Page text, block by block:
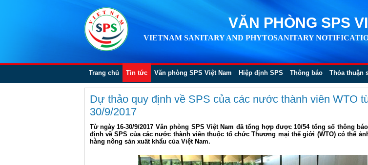
VĂN PHÒNG SPS
VIETNAM SANITARY AND PHYTOSANITARY
Trang chủ Tin tức Văn phòng SPS Việt Nam Hiệp định SPS Thông báo Thỏa thuận
Dự thảo quy định về SPS của các nước thành viên WTO
30/9/2017
Từ ngày 16-30/9/2017 Văn phòng SPS Việt Nam đã tổng hợp được 10/54 tổng số thông
định về SPS của các nước thành viên thuộc tổ chức Thương mại thế giới (WTO) có thể
hàng nông sản xuất khẩu của Việt Nam.